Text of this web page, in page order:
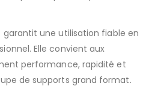
une utilisation fiable en
Elle convient aux
performance, rapidité et
de supports grand format.